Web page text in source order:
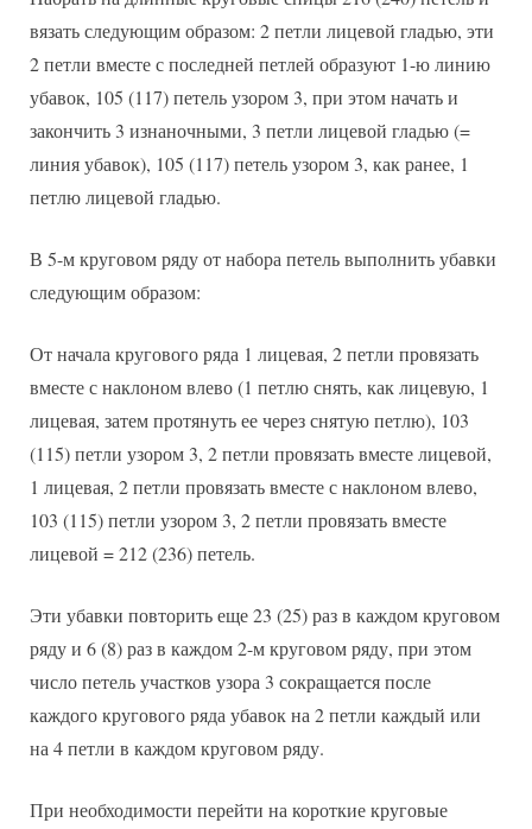
вязать следующим образом: 2 петли лицевой гладью, эти
2 петли вместе с последней петлей образуют 1-ю линию
убавок, 105 (117) петель узором 3, при этом начать и
закончить 3 изнаночными, 3 петли лицевой гладью (=
линия убавок), 105 (117) петель узором 3, как ранее, 1
петлю лицевой гладью.
В 5-м круговом ряду от набора петель выполнить убавки
следующим образом:
От начала кругового ряда 1 лицевая, 2 петли провязать
вместе с наклоном влево (1 петлю снять, как лицевую, 1
лицевая, затем протянуть ее через снятую петлю), 103
(115) петли узором 3, 2 петли провязать вместе лицевой,
1 лицевая, 2 петли провязать вместе с наклоном влево,
103 (115) петли узором 3, 2 петли провязать вместе
лицевой = 212 (236) петель.
Эти убавки повторить еще 23 (25) раз в каждом круговом
ряду и 6 (8) раз в каждом 2-м круговом ряду, при этом
число петель участков узора 3 сокращается после
каждого кругового ряда убавок на 2 петли каждый или
на 4 петли в каждом круговом ряду.
При необходимости перейти на короткие круговые